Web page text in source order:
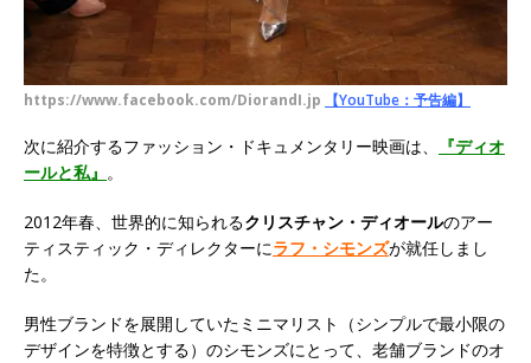
https://www.facebook.com/DiorandI.jp 【YouTube：予告編】
次に紹介するファッション・ドキュメンタリー映画は、
『ディオ
ールと私』 。
2012年春、世界的に知られるクリスチャン・ディオールのアー
ティスティック・ディレクターにラフ・シモンズが就任しまし
た。
男性ブランドを展開していたミニマリスト（シンプルで最小限の
デザインを特徴とする）のシモンズにとって、老舗ブランドのオ